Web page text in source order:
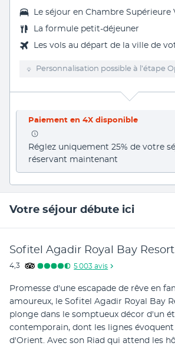
Le séjour en Chambre Supérieure
La formule petit-déjeuner
Les vols au départ de la ville de
Personnalisation possible à l’étape
Paiement en 4X disponible
Réglez uniquement 25% de votre
réservant maintenant
Votre séjour débute ici
Sofitel Agadir Royal Bay Resort
4,3 5 003 avis
Promesse d'une escapade de rêve en
amoureux, le Sofitel Agadir Royal Bay
plonge dans le somptueux décor d'un
contemporain, dont les lignes évoquent
d'Orient. Avec son Riad qui attend les